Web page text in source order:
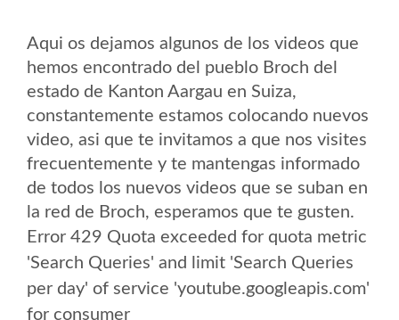
Aqui os dejamos algunos de los videos que
hemos encontrado del pueblo Broch del
estado de Kanton Aargau en Suiza,
constantemente estamos colocando nuevos
video, asi que te invitamos a que nos visites
frecuentemente y te mantengas informado
de todos los nuevos videos que se suban en
la red de Broch, esperamos que te gusten.
Error 429 Quota exceeded for quota metric
'Search Queries' and limit 'Search Queries
per day' of service 'youtube.googleapis.com'
for consumer